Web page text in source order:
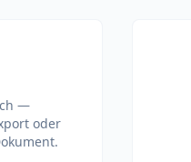
—
oder